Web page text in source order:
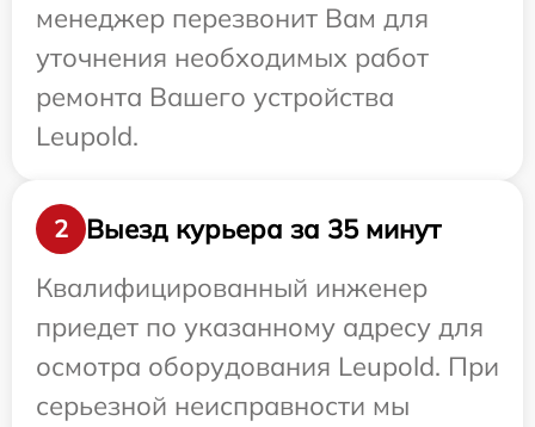
менеджер перезвонит Вам для
уточнения необходимых работ
ремонта Вашего устройства
Leupold.
2
Выезд курьера за 35 минут
Квалифицированный инженер
приедет по указанному адресу для
осмотра оборудования Leupold. При
серьезной неисправности мы